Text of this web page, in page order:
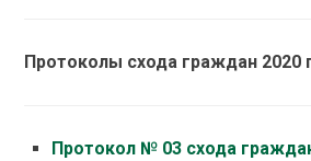
Протоколы схода граждан 2020
Протокол № 03 схода